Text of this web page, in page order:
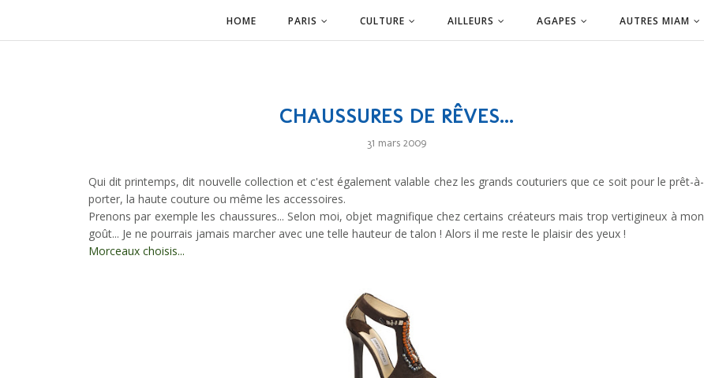
HOME PARIS CULTURE AILLEURS AGAPES AUTRES MIAM
CHAUSSURES DE RÊVES...
31 mars 2009
Qui dit printemps, dit nouvelle collection et c'est également valable chez les grands couturiers que ce soit pour le prêt-à-
porter, la haute couture ou même les accessoires.
Prenons par exemple les chaussures... Selon moi, objet magnifique chez certains créateurs mais trop vertigineux à mon
goût... Je ne pourrais jamais marcher avec une telle hauteur de talon ! Alors il me reste le plaisir des yeux !
Morceaux choisis...